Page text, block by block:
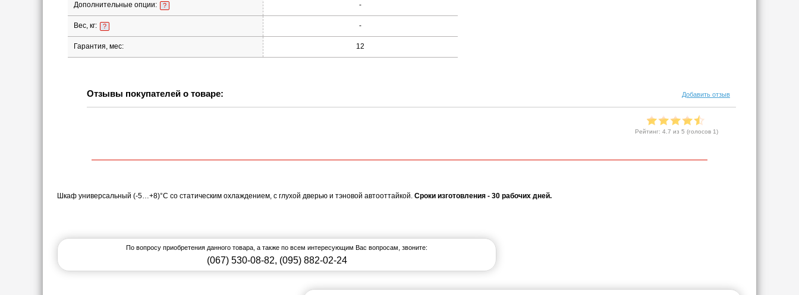
Дополнительные опции: ? -
Вес, кг: ? -
Гарантия, мес: 12
Отзывы покупателей о товаре: Добавить отзыв
Рейтинг: 4.7 из 5 (голосов 1)
Шкаф универсальный (-5…+8)°C со статическим охлаждением, с глухой дверью и тэновой автооттайкой. Сроки изготовления - 30 рабочих дней.
По вопросу приобретения данного товара, а также по всем интересующим Вас вопросам, звоните:
(067) 530-08-82, (095) 882-02-24